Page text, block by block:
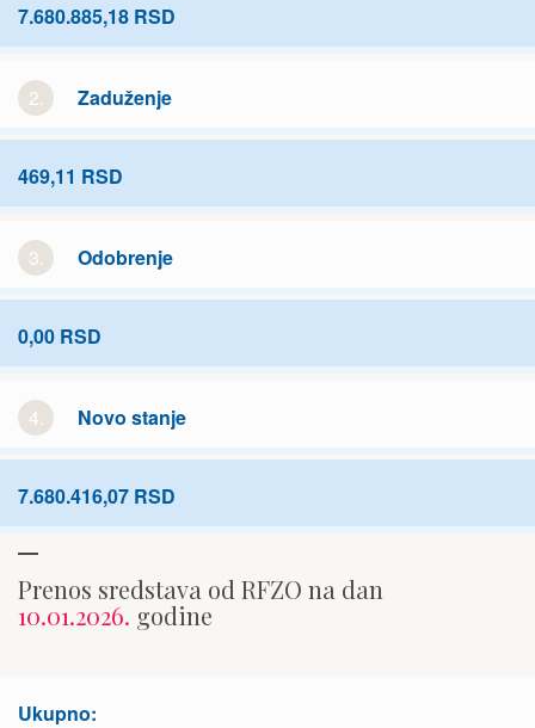
7.680.885,18 RSD
2. Zaduženje
469,11 RSD
3. Odobrenje
0,00 RSD
4. Novo stanje
7.680.416,07 RSD
Prenos sredstava od RFZO na dan
10.01.2026. godine
Ukupno: